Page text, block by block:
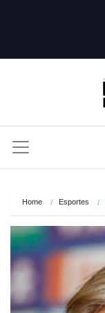
Home Esportes